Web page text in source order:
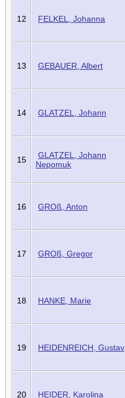
12 FELKEL, Johanna
13 GEBAUER, Albert
14 GLATZEL, Johann
15
GLATZEL, Johann
Nepomuk
16 GROß, Anton
17 GROß, Gregor
18 HANKE, Marie
19 HEIDENREICH, Gustav
20 HEIDER, Karolina